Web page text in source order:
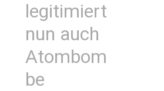
legitimiert
nun auch
Atombom
be